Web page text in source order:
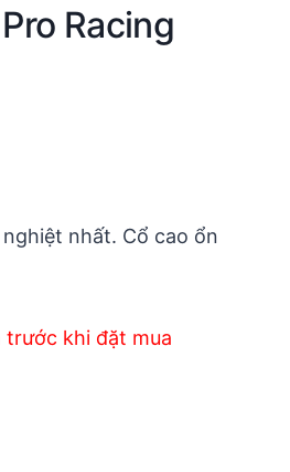
Racing
nhất. Cổ cao ổn
trước khi đặt mua